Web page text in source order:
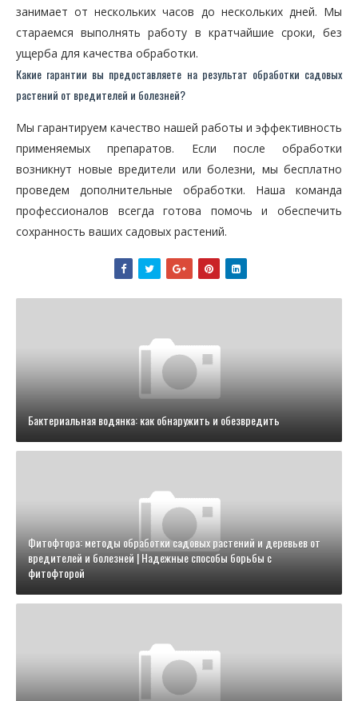
занимает от нескольких часов до нескольких дней. Мы
стараемся выполнять работу в кратчайшие сроки, без
ущерба для качества обработки.
Какие гарантии вы предоставляете на результат обработки садовых
растений от вредителей и болезней?
Мы гарантируем качество нашей работы и эффективность
применяемых препаратов. Если после обработки
возникнут новые вредители или болезни, мы бесплатно
проведем дополнительные обработки. Наша команда
профессионалов всегда готова помочь и обеспечить
сохранность ваших садовых растений.
Бактериальная водянка: как обнаружить и обезвредить
Фитофтора: методы обработки садовых растений и деревьев от
вредителей и болезней | Надежные способы борьбы с
фитофторой